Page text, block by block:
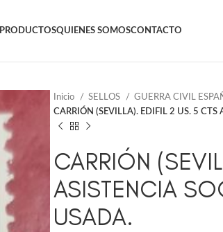
PRODUCTOSQUIENES SOMOSCONTACTO
Inicio SELLOS GUERRA CIVIL
CARRIÓN (SEVILLA). EDIFIL 2 US. 5
CARRIÓN
ASISTENCIA
USADA.